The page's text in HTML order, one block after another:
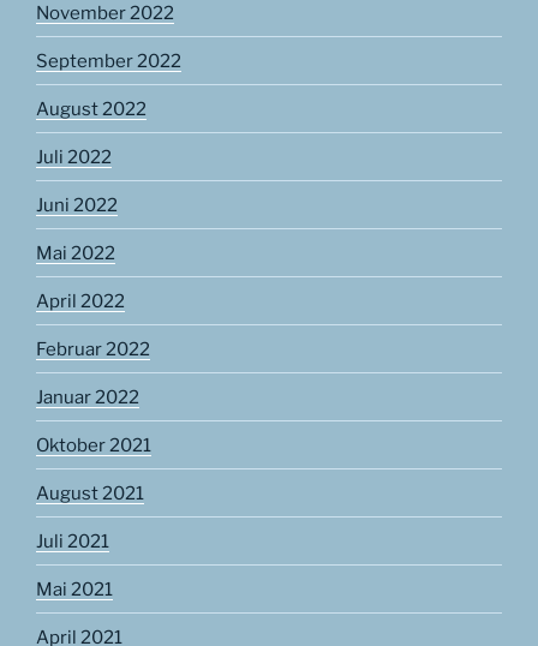
November 2022
September 2022
August 2022
Juli 2022
Juni 2022
Mai 2022
April 2022
Februar 2022
Januar 2022
Oktober 2021
August 2021
Juli 2021
Mai 2021
April 2021